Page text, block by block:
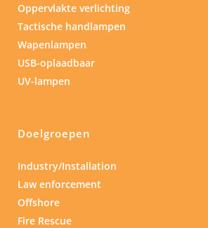
Oppervlakte verlichting
Tactische handlampen
Wapenlampen
USB-oplaadbaar
UV-lampen
Doelgroepen
Industry/Installation
Law enforcement
Offshore
Fire Rescue